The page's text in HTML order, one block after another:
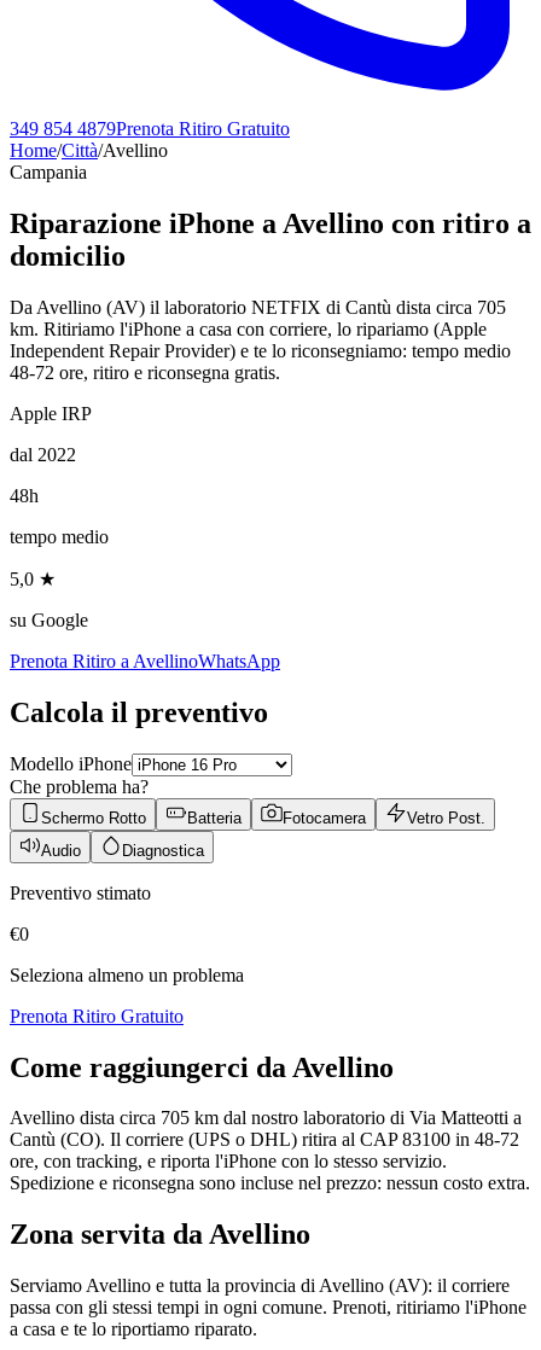
349 854 4879Prenota Ritiro Gratuito
Home/Città/Avellino
Campania
Riparazione iPhone a Avellino con ritiro a
domicilio
Da Avellino (AV) il laboratorio NETFIX di Cantù dista circa 705
km. Ritiriamo l'iPhone a casa con corriere, lo ripariamo (Apple
Independent Repair Provider) e te lo riconsegniamo: tempo medio
48-72 ore, ritiro e riconsegna gratis.
Apple IRP
dal 2022
48h
tempo medio
5,0 ★
su Google
Prenota Ritiro a AvellinoWhatsApp
Calcola il preventivo
Modello iPhone
Che problema ha?
Schermo Rotto Batteria Fotocamera
Vetro Post.
Audio
Diagnostica
Preventivo stimato
€0
Seleziona almeno un problema
Prenota Ritiro Gratuito
Come raggiungerci da Avellino
Avellino dista circa 705 km dal nostro laboratorio di Via Matteotti a
Cantù (CO). Il corriere (UPS o DHL) ritira al CAP 83100 in 48-72
ore, con tracking, e riporta l'iPhone con lo stesso servizio.
Spedizione e riconsegna sono incluse nel prezzo: nessun costo extra.
Zona servita daAvellino
Serviamo Avellino e tutta la provincia di Avellino (AV): il corriere
passa con gli stessi tempi in ogni comune. Prenoti, ritiriamo l'iPhone
a casa e te lo riportiamo riparato.